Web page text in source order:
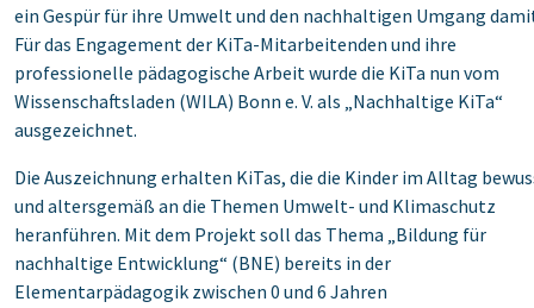
ein Gespür für ihre Umwelt und den nachhaltigen Umgang
Für das Engagement ‎der KiTa-Mitarbeitenden und ihre
professionelle pädagogische Arbeit wurde die KiTa nun vom
‎Wissenschaftsladen (WILA) Bonn e. V. als „Nachhaltige KiTa“
ausgezeichnet.
Die Auszeichnung erhalten KiTas, die die Kinder im Alltag
und altersgemäß an die Themen ‎Umwelt- und Klimaschutz
heranführen. Mit dem Projekt soll das Thema „Bildung für
nachhaltige ‎Entwicklung“ (BNE) bereits in der
Elementarpädagogik zwischen 0 und 6 Jahren